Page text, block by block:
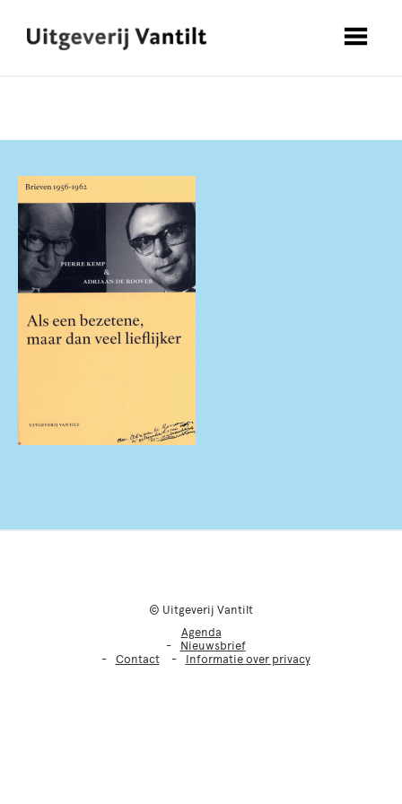
© Uitgeverij Vantilt
Agenda
Nieuwsbrief
Contact
Informatie over privacy